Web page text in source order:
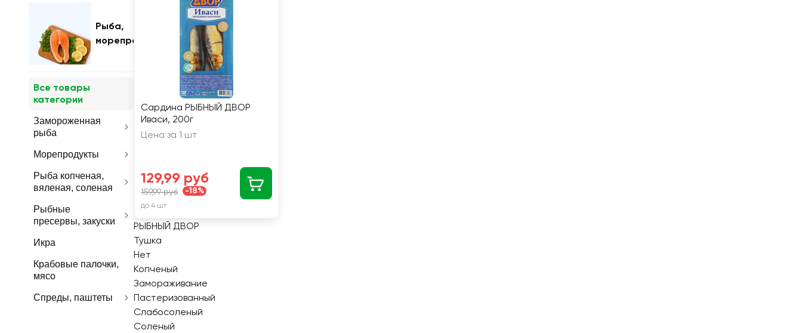
Рыба,
морепродукты
Все товары
категории
Замороженная
рыба
Морепродукты
Рыба копченая,
вяленая, соленая
Рыбные
пресервы, закуски
Икра
Крабовые палочки,
мясо
Спреды, паштеты
Сардина РЫБНЫЙ ДВОР
Иваси, 200г
Цена за 1 шт
129,99 руб
159,99 руб -18%
до 4 шт
РЫБНЫЙ ДВОР
Тушка
Нет
Копченый
Замораживание
Пастеризованный
Слабосоленый
Соленый